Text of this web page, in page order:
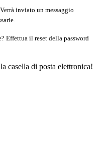
Verrà inviato un messaggio
Effettua il reset della password
casella di posta elettronica!